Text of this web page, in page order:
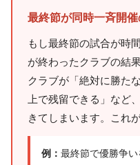
最終節が同時一斉開催
もし最終節の試合が時
が終わったクラブの結
クラブが「絶対に勝た
上で残留できる」など
きてしまいます。これ
例： 最終節で優勝争